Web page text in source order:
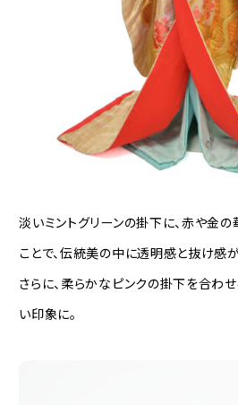
淡いミントグリーンの掛下に、赤や金
ことで、伝統美の中に透明感と抜け感
さらに、柔らかなピンクの掛下を合わ
い印象に。